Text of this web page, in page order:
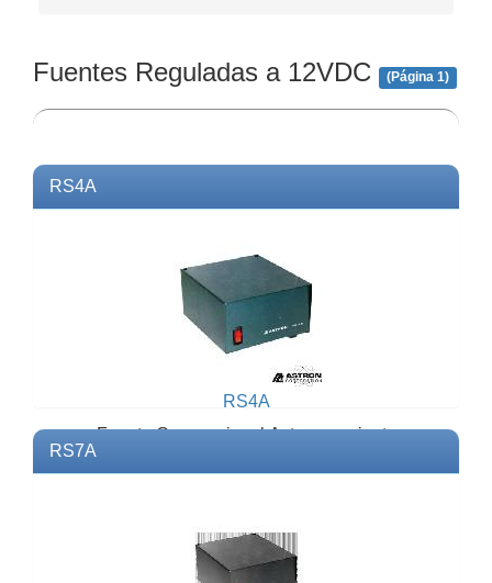
Fuentes Reguladas a 12VDC (Página 1)
RS4A
RS4A
Fuente Convencional Astron, corriente
ASTRONEspecificaciones: Voltaje ...
RS7A